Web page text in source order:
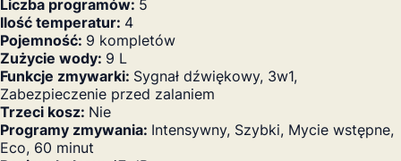
Liczba programów: 5
Ilość temperatur: 4
Pojemność: 9 kompletów
Zużycie wody: 9 L
Funkcje zmywarki: Sygnał dźwiękowy, 3w1,
Zabezpieczenie przed zalaniem
Trzeci kosz: Nie
Programy zmywania: Intensywny, Szybki, Mycie wstępne,
Eco, 60 minut